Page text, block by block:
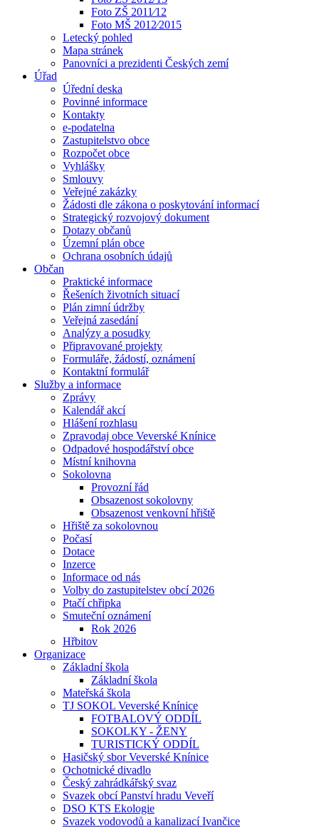
Foto ZŠ 2011⁄12
Foto MŠ 2012⁄2015
Letecký pohled
Mapa stránek
Panovníci a prezidenti Českých zemí
Úřad
Úřední deska
Povinné informace
Kontakty
e-podatelna
Zastupitelstvo obce
Rozpočet obce
Vyhlášky
Smlouvy
Veřejné zakázky
Žádosti dle zákona o poskytování informací
Strategický rozvojový dokument
Dotazy občanů
Územní plán obce
Ochrana osobních údajů
Občan
Praktické informace
Řešeních životních situací
Plán zimní údržby
Veřejná zasedání
Analýzy a posudky
Připravované projekty
Formuláře, žádostí, oznámení
Kontaktní formulář
Služby a informace
Zprávy
Kalendář akcí
Hlášení rozhlasu
Zpravodaj obce Veverské Knínice
Odpadové hospodářství obce
Místní knihovna
Sokolovna
Provozní řád
Obsazenost sokolovny
Obsazenost venkovní hřiště
Hřiště za sokolovnou
Počasí
Dotace
Inzerce
Informace od nás
Volby do zastupitelstev obcí 2026
Ptačí chřipka
Smuteční oznámení
Rok 2026
Hřbitov
Organizace
Základní škola
Základní škola
Mateřská škola
TJ SOKOL Veverské Knínice
FOTBALOVÝ ODDÍL
SOKOLKY - ŽENY
TURISTICKÝ ODDÍL
Hasičský sbor Veverské Knínice
Ochotnické divadlo
Český zahrádkářský svaz
Svazek obcí Panství hradu Veveří
DSO KTS Ekologie
Svazek vodovodů a kanalizací Ivančice